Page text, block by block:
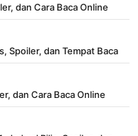
dan Cara Baca Online
Spoiler, dan Tempat Baca
dan Cara Baca Online